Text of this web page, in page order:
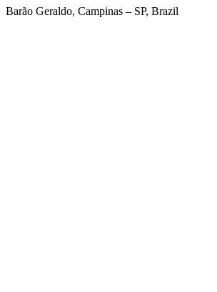
Barão Geraldo, Campinas – SP, Brazil